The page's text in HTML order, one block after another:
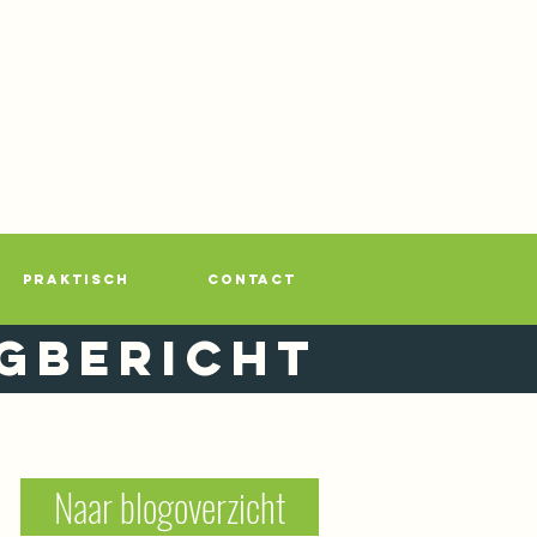
PRAKTISCH CONTACT
Naar blogoverzicht